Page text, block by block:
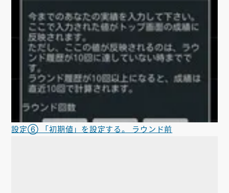
設定⑥ 「初期値」を設定する。 ラウンド前